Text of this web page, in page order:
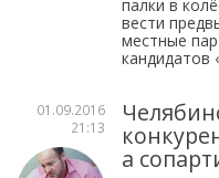
палки в
вести
местные
кандидатов
01.09.2016
21:13
а